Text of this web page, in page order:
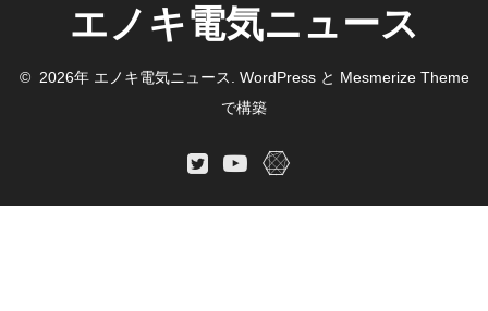
エノキ電気ニュース
© 2026年 エノキ電気ニュース. WordPress と Mesmerize Theme
で構築